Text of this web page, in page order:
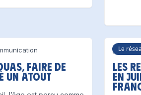
faire de
un atout
Le
Les
en